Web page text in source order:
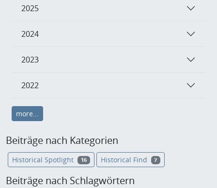
2025
2024
2023
2022
more...
Beiträge nach Kategorien
Historical Spotlight 16 Historical Find 7
Beiträge nach Schlagwörtern